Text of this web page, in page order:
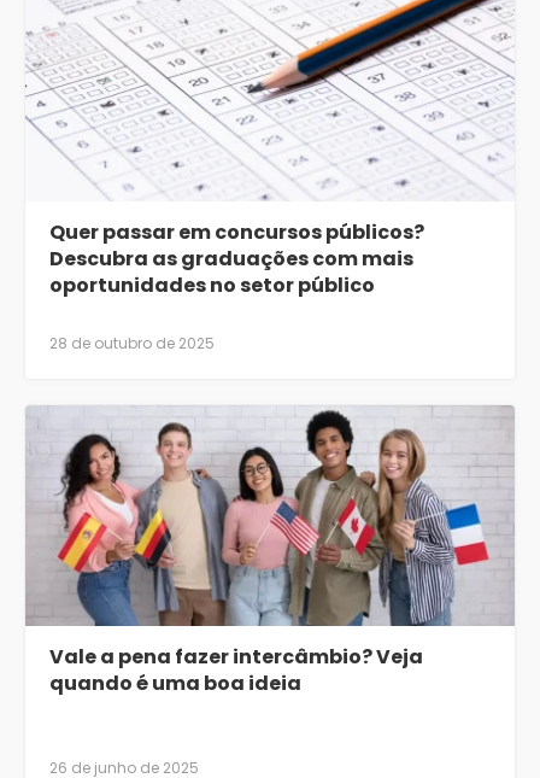
Quer passar em concursos públicos?
Descubra as graduações com mais
oportunidades no setor público
28 de outubro de 2025
Vale a pena fazer intercâmbio? Veja
quando é uma boa ideia
26 de junho de 2025